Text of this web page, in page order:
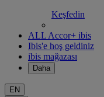
Keşfedin
ALL Accor+ ibis
Ibis'e hoş geldiniz
ibis mağazası
Daha
EN